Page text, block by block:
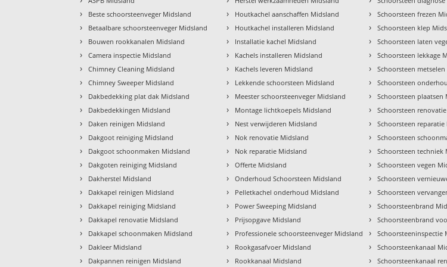
› Beste schoorsteenveger Midsland
› Betaalbare schoorsteenveger Midsland
› Bouwen rookkanalen Midsland
› Camera inspectie Midsland
› Chimney Cleaning Midsland
› Chimney Sweeper Midsland
› Dakbedekking plat dak Midsland
› Dakbedekkingen Midsland
› Daken reinigen Midsland
› Dakgoot reiniging Midsland
› Dakgoot schoonmaken Midsland
› Dakgoten reiniging Midsland
› Dakherstel Midsland
› Dakkapel reinigen Midsland
› Dakkapel reiniging Midsland
› Dakkapel renovatie Midsland
› Dakkapel schoonmaken Midsland
› Dakleer Midsland
› Dakpannen reinigen Midsland
› Houtkachel aanschaffen Midsland
› Houtkachel installeren Midsland
› Installatie kachel Midsland
› Kachels installeren Midsland
› Kachels leveren Midsland
› Lekkende schoorsteen Midsland
› Meester schoorsteenveger Midsland
› Montage lichtkoepels Midsland
› Nest verwijderen Midsland
› Nok renovatie Midsland
› Nok reparatie Midsland
› Offerte Midsland
› Onderhoud Schoorsteen Midsland
› Pelletkachel onderhoud Midsland
› Power Sweeping Midsland
› Prijsopgave Midsland
› Professionele schoorsteenveger Midsland
› Rookgasafvoer Midsland
› Rookkanaal Midsland
› Schoorsteen frezen
› Schoorsteen klep
› Schoorsteen laten
› Schoorsteen lekkage
› Schoorsteen
› Schoorsteen
› Schoorsteen plaatsen
› Schoorsteen
› Schoorsteen reparatie
› Schoorsteen
› Schoorsteen techniek
› Schoorsteen vegen
› Schoorsteen
› Schoorsteen
› Schoorsteenbrand
› Schoorsteenbrand
› Schoorsteeninspectie
› Schoorsteenkanaal
› Schoorsteenkanaal